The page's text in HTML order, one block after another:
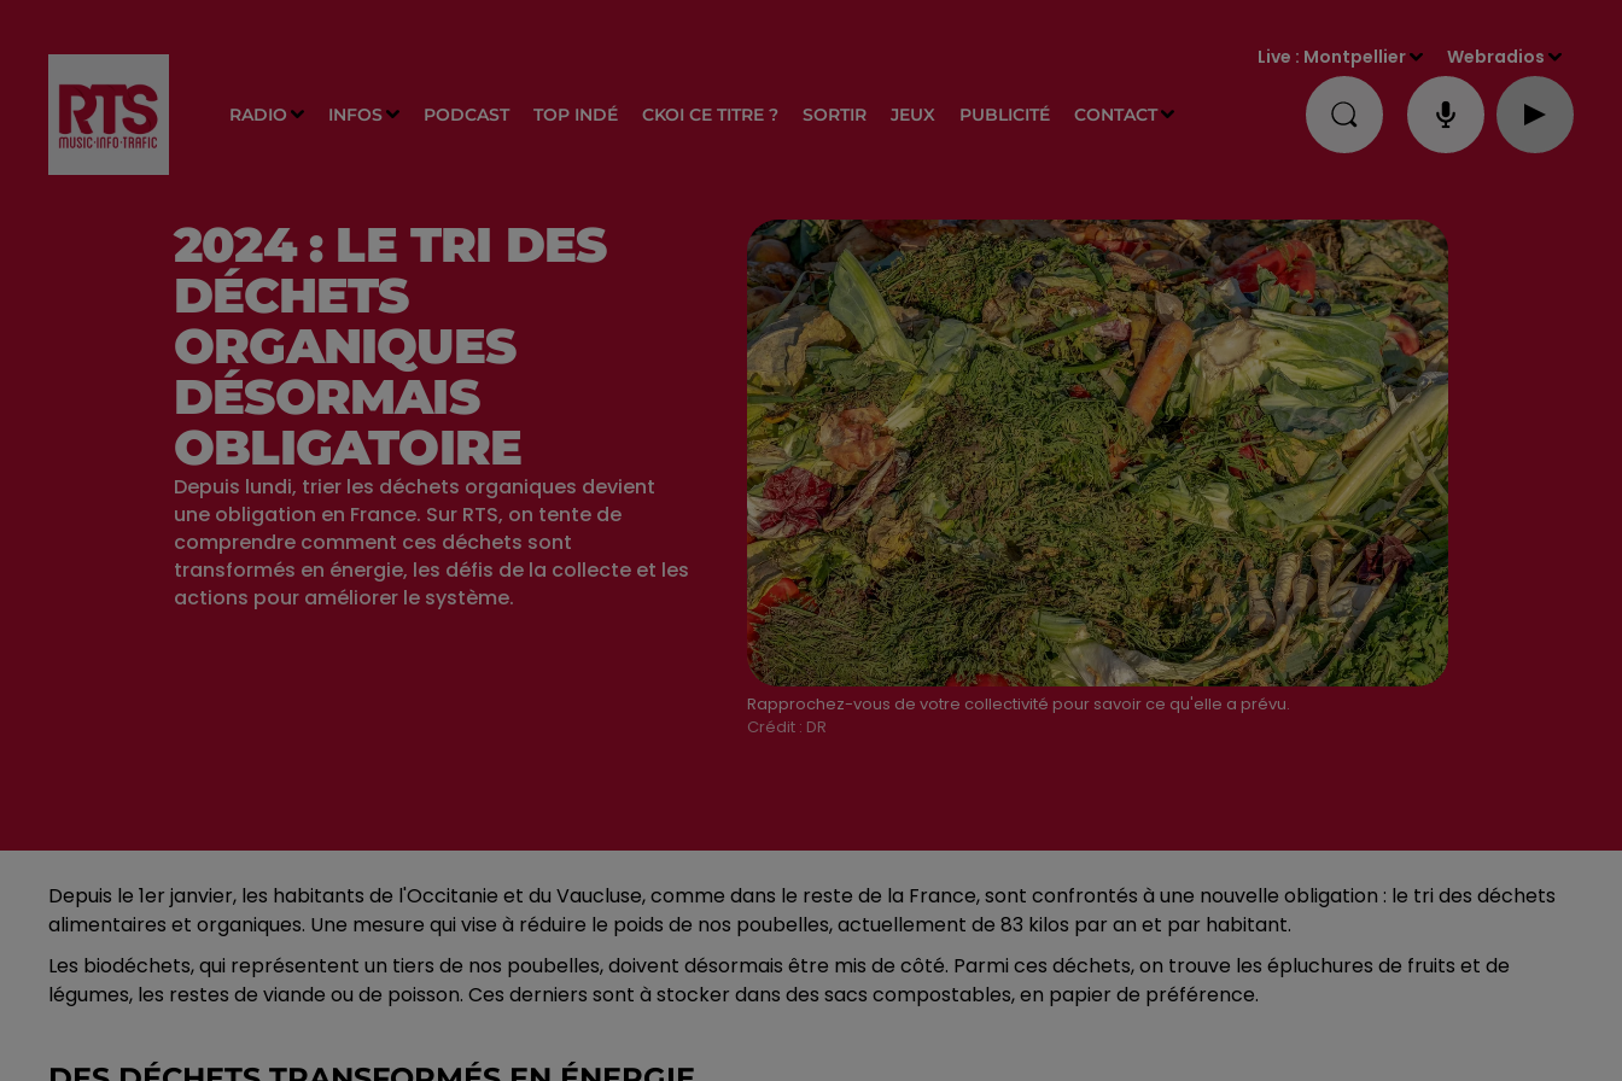
RADIO INFOS PODCAST TOP INDÉ CKOI CE TITRE ? SORTIR JEUX PUBLICITÉ CONTACT
Live : Montpellier Webradios
Rapprochez-vous de votre collectivité pour savoir ce qu'elle a prévu.
Crédit : DR
2024 : LE TRI DES
DÉCHETS
ORGANIQUES
DÉSORMAIS
OBLIGATOIRE
Depuis lundi, trier les déchets organiques devient
une obligation en France. Sur RTS, on tente de
comprendre comment ces déchets sont
transformés en énergie, les défis de la collecte et les
actions pour améliorer le système.
Depuis le 1er janvier, les habitants de l'Occitanie et du Vaucluse, comme dans le reste de la France, sont confrontés à une nouvelle obligation : le tri des déchets
alimentaires et organiques. Une mesure qui vise à réduire le poids de nos poubelles, actuellement de 83 kilos par an et par habitant.
Les biodéchets, qui représentent un tiers de nos poubelles, doivent désormais être mis de côté. Parmi ces déchets, on trouve les épluchures de fruits et de
légumes, les restes de viande ou de poisson. Ces derniers sont à stocker dans des sacs compostables, en papier de préférence.